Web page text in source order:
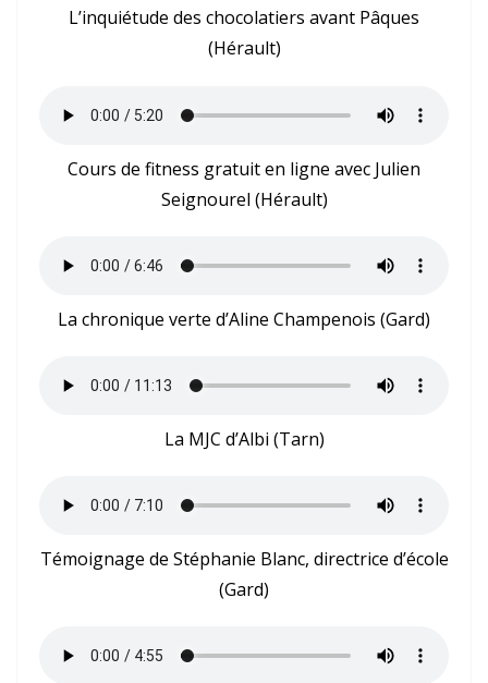
L’inquiétude des chocolatiers avant Pâques
(Hérault)
Cours de fitness gratuit en ligne avec Julien
Seignourel (Hérault)
La chronique verte d’Aline Champenois (Gard)
La MJC d’Albi (Tarn)
Témoignage de Stéphanie Blanc, directrice d’école
(Gard)